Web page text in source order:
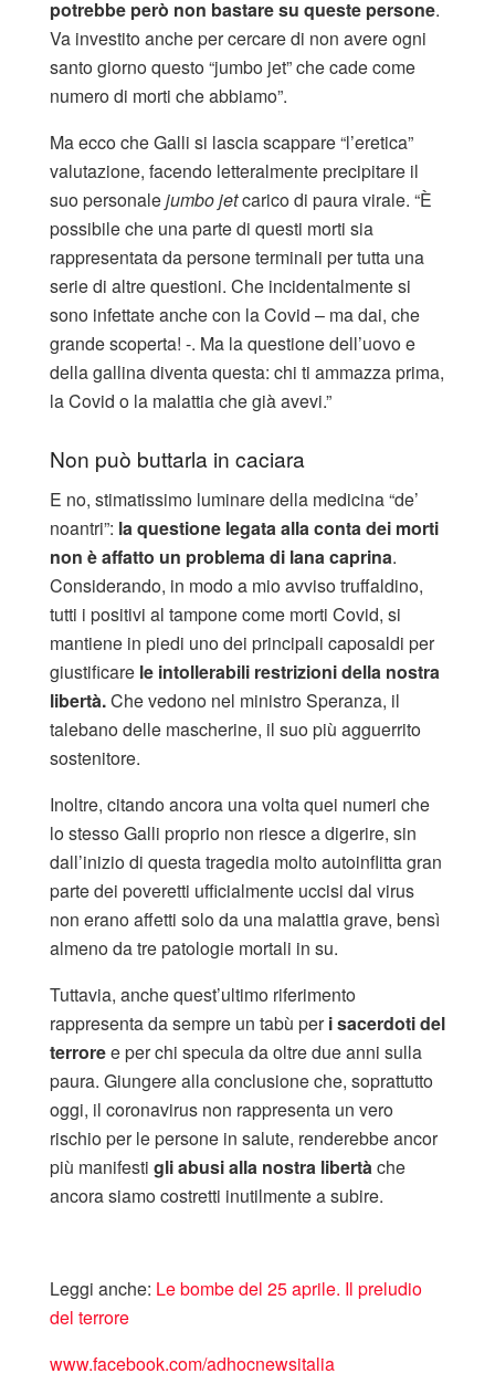
potrebbe però non bastare su queste persone.
Va investito anche per cercare di non avere ogni
santo giorno questo “jumbo jet” che cade come
numero di morti che abbiamo”.
Ma ecco che Galli si lascia scappare “l’eretica”
valutazione, facendo letteralmente precipitare il
suo personalejumbo jetcarico di paura virale. “È
possibile che una parte di questi morti sia
rappresentata da persone terminali per tutta una
serie di altre questioni. Che incidentalmente si
sono infettate anche con la Covid – ma dai, che
grande scoperta! -. Ma la questione dell’uovo e
della gallina diventa questa: chi ti ammazza prima,
la Covid o la malattia che già avevi.”
Non può buttarla in caciara
E no, stimatissimo luminare della medicina “de’
noantri”: la questione legata alla conta dei morti
non è affatto un problema di lana caprina.
Considerando, in modo a mio avviso truffaldino,
tutti i positivi al tampone come morti Covid, si
mantiene in piedi uno dei principali caposaldi per
giustificare le intollerabili restrizioni della nostra
libertà.Che vedono nel ministro Speranza, il
talebano delle mascherine, il suo più agguerrito
sostenitore.
Inoltre, citando ancora una volta quei numeri che
lo stesso Galli proprio non riesce a digerire, sin
dall’inizio di questa tragedia molto autoinflitta gran
parte dei poveretti ufficialmente uccisi dal virus
non erano affetti solo da una malattia grave, bensì
almeno da tre patologie mortali in su.
Tuttavia, anche quest’ultimo riferimento
rappresenta da sempre un tabù peri sacerdoti del
terroree per chi specula da oltre due anni sulla
paura. Giungere alla conclusione che, soprattutto
oggi, il coronavirus non rappresenta un vero
rischio per le persone in salute, renderebbe ancor
più manifesti gli abusi alla nostra libertàche
ancora siamo costretti inutilmente a subire.
Leggi anche: Le bombe del 25 aprile. Il preludio
del terrore
www.facebook.com/adhocnewsitalia